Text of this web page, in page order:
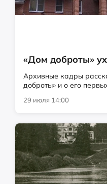
«Дом доброты»
Архивные кадры
доброты» и о его
29 июля 14:00